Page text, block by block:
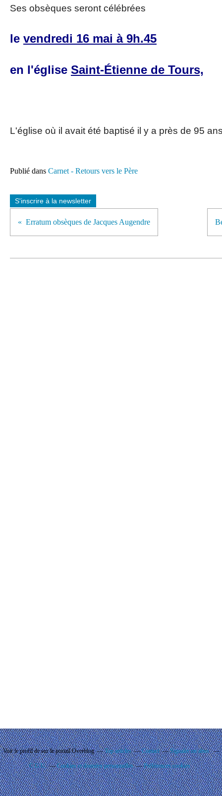
Ses obsèques seront célébrées
le vendredi 16 mai à 9h.45
en l'église Saint-Étienne de Tours,
L'église où il avait été baptisé il y a près de 95
Publié dans Carnet - Retours vers le Père
S'inscrire à la newsletter
Erratum obsèques de Jacques Augendre
Voir le profil desur le portail Overblog Top articles Contact Signaler un abus
C.G.U. Cookies et données personnelles Préférences cookies